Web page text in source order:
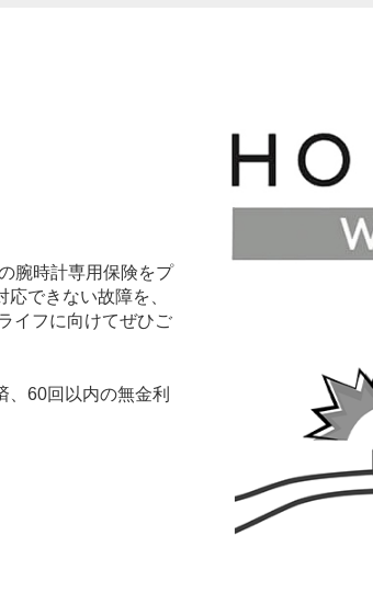
腕時計専用保険をプ
できない故障を、
イフに向けてぜひご
60回以内の無金利